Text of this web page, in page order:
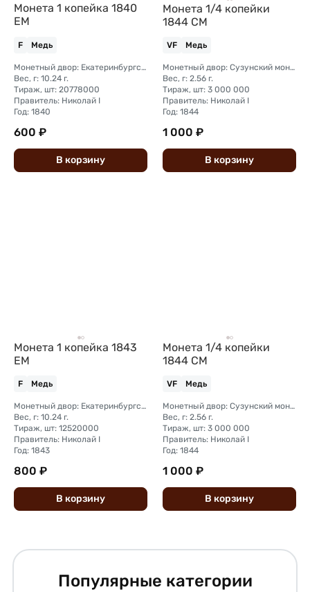
Монета 1 копейка 1840
ЕМ
F Медь
Монетный двор: Екатеринбургский монетный двор
Вес, г: 10.24 г.
Тираж, шт: 20778000
Правитель: Николай I
Год: 1840
600 ₽
В корзину
Монета 1/4 копейки
1844 СМ
VF Медь
Монетный двор: Сузунский монетный двор (Сибирь)
Вес, г: 2.56 г.
Тираж, шт: 3 000 000
Правитель: Николай I
Год: 1844
1 000 ₽
В корзину
Монета 1 копейка 1843
ЕМ
F Медь
Монетный двор: Екатеринбургский монетный двор
Вес, г: 10.24 г.
Тираж, шт: 12520000
Правитель: Николай I
Год: 1843
800 ₽
В корзину
Монета 1/4 копейки
1844 СМ
VF Медь
Монетный двор: Сузунский монетный двор (Сибирь)
Вес, г: 2.56 г.
Тираж, шт: 3 000 000
Правитель: Николай I
Год: 1844
1 000 ₽
В корзину
Популярные категории